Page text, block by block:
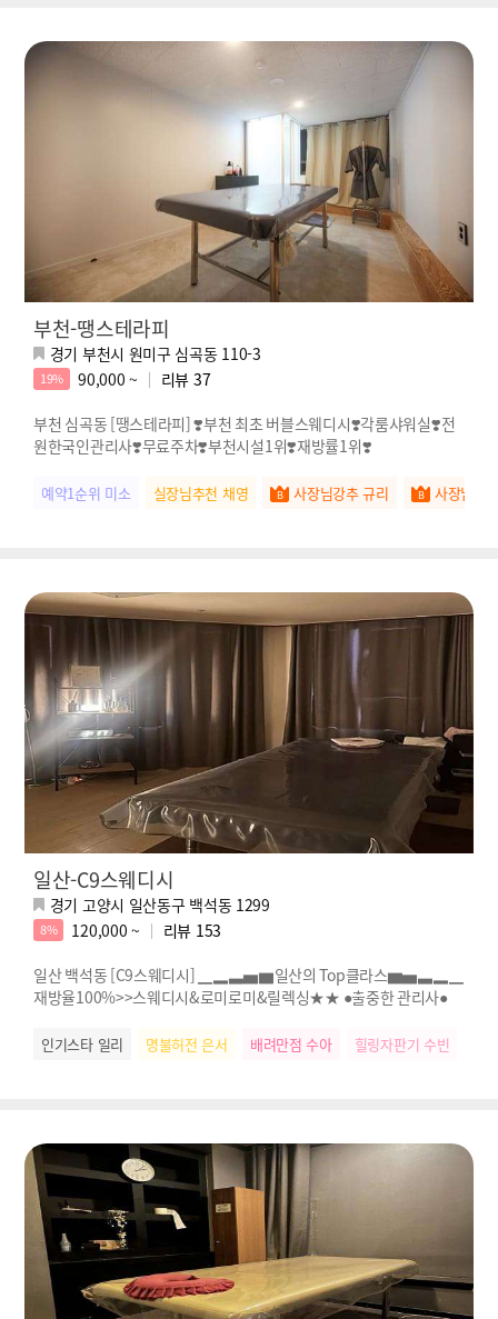
부천-땡스테라피
경기 부천시 원미구 심곡동 110-3
19% 90,000 ~ 리뷰 37
부천 심곡동 [땡스테라피] ❣️부천 최초 버블스웨디시❣️각룸샤워실❣️전
원한국인관리사❣️무료주차❣️부천시설1위❣️재방률1위❣️
예약1순위 미소 실장님추천 채영 사장님강추 규리 사장님강
일산-C9스웨디시
경기 고양시 일산동구 백석동 1299
8% 120,000 ~ 리뷰 153
일산 백석동 [C9스웨디시] ▁▂▃▅▆일산의 Top클라스▆▅▃▂▁
재방율100%>>스웨디시&로미로미&릴렉싱★★ ●출중한 관리사●
인기스타 일리 명불허전 은서 배려만점 수아 힐링자판기 수빈